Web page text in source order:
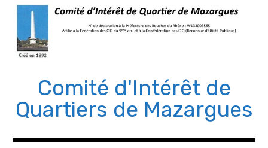
Comité d'Intérêt de
Quartiers de Mazargues